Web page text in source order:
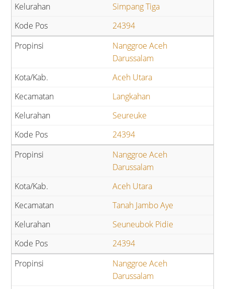
Simpang Tiga
24394
Nanggroe Aceh
Darussalam
Aceh Utara
Langkahan
Seureuke
24394
Nanggroe Aceh
Darussalam
Aceh Utara
Tanah Jambo Aye
Seuneubok Pidie
24394
Nanggroe Aceh
Darussalam